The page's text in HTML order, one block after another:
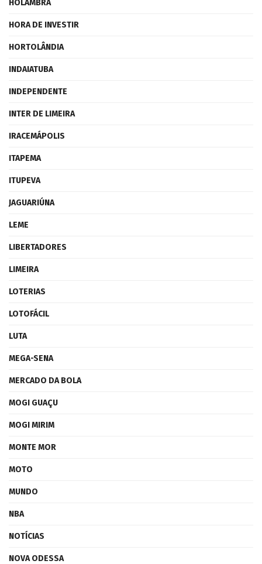
HOLAMBRA
HORA DE INVESTIR
HORTOLÂNDIA
INDAIATUBA
INDEPENDENTE
INTER DE LIMEIRA
IRACEMÁPOLIS
ITAPEMA
ITUPEVA
JAGUARIÚNA
LEME
LIBERTADORES
LIMEIRA
LOTERIAS
LOTOFÁCIL
LUTA
MEGA-SENA
MERCADO DA BOLA
MOGI GUAÇU
MOGI MIRIM
MONTE MOR
MOTO
MUNDO
NBA
NOTÍCIAS
NOVA ODESSA